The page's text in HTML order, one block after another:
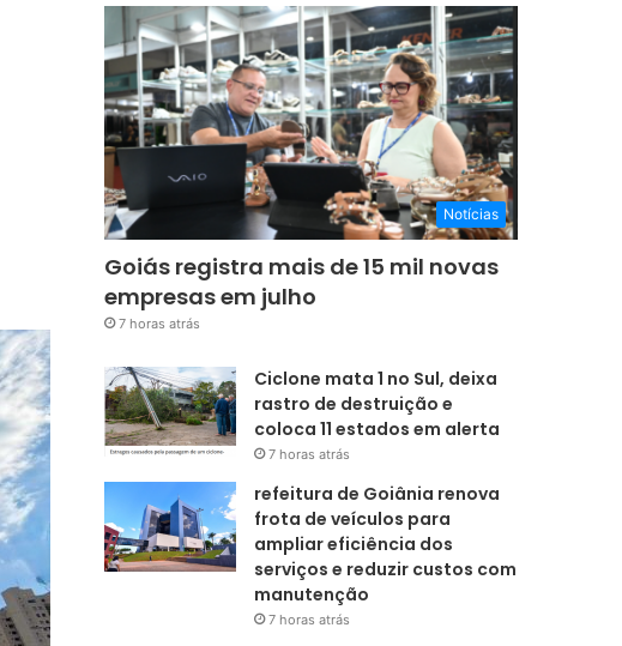
Notícias
Goiás registra mais de 15 mil novas
empresas em julho
7 horas atrás
Ciclone mata 1 no Sul, deixa
rastro de destruição e
coloca 11 estados em alerta
7 horas atrás
refeitura de Goiânia renova
frota de veículos para
ampliar eficiência dos
serviços e reduzir custos com
manutenção
7 horas atrás